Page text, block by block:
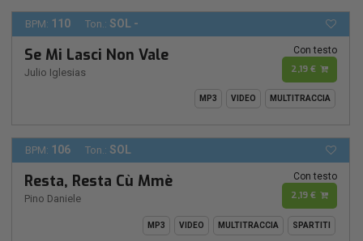
BPM: 110 Ton.: SOL -
Se Mi Lasci Non Vale
Julio Iglesias
Con testo
2,19 €
MP3 VIDEO MULTITRACCIA
BPM: 106 Ton.: SOL
Resta, Resta Cù Mmè
Pino Daniele
Con testo
2,19 €
MP3 VIDEO MULTITRACCIA SPARTITI